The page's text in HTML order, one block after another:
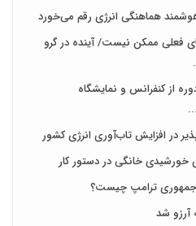
هماهنگی انرژی رقم می‌خورد
فعلی ممکن نیست/ آینده در گرو
از کنفرانس و نمایشگاه
در افزایش تاب‌آوری انرژی کشور
خانگی در دستور کار
ترامپ چیست؟
آرزو شد